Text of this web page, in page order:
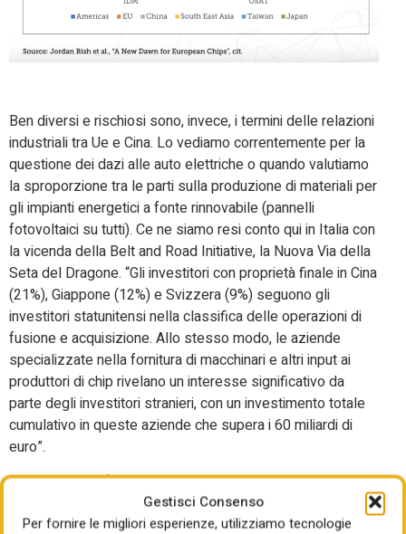
Gestisci Consenso
Per fornire le migliori esperienze, utilizziamo tecnologie
Ben diversi e rischiosi sono, invece, i termini delle relazioni
industriali tra Ue e Cina. Lo vediamo correntemente per la
questione dei dazi alle auto elettriche o quando valutiamo
la sproporzione tra le parti sulla produzione di materiali per
gli impianti energetici a fonte rinnovabile (pannelli
fotovoltaici su tutti). Ce ne siamo resi conto qui in Italia con
la vicenda della Belt and Road Initiative, la Nuova Via della
Seta del Dragone. “Gli investitori con proprietà finale in Cina
(21%), Giappone (12%) e Svizzera (9%) seguono gli
investitori statunitensi nella classifica delle operazioni di
fusione e acquisizione. Allo stesso modo, le aziende
specializzate nella fornitura di macchinari e altri input ai
produttori di chip rivelano un interesse significativo da
parte degli investitori stranieri, con un investimento totale
cumulativo in queste aziende che supera i 60 miliardi di
euro”.
Secondo lo Iai, “per promuovere un partenariato più
equilibrato ed efficiente con gli Stati Uniti, l’Ue dovrebbe
sfruttare i propri vantaggi comparativi per aumentare e